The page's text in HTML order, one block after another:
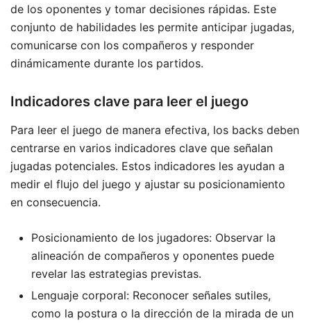
de los oponentes y tomar decisiones rápidas. Este
conjunto de habilidades les permite anticipar jugadas,
comunicarse con los compañeros y responder
dinámicamente durante los partidos.
Indicadores clave para leer el juego
Para leer el juego de manera efectiva, los backs deben
centrarse en varios indicadores clave que señalan
jugadas potenciales. Estos indicadores les ayudan a
medir el flujo del juego y ajustar su posicionamiento
en consecuencia.
Posicionamiento de los jugadores: Observar la
alineación de compañeros y oponentes puede
revelar las estrategias previstas.
Lenguaje corporal: Reconocer señales sutiles,
como la postura o la dirección de la mirada de un